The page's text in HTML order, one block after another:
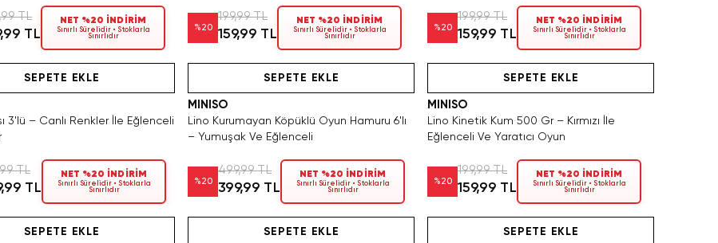
TL
TL
NET %20 İNDİRİM
Sınırlı Sürelidir • Stoklarla
Sınırlıdır
%20
199,99 TL
159,99 TL
NET %20 İNDİRİM
Sınırlı Sürelidir • Stoklarla
Sınırlıdır
%20
199,99 TL
159,99 TL
NET %20 İNDİRİM
Sınırlı Sürelidir • Stoklarla
Sınırlıdır
SEPETE EKLE
3'lü – Canlı Renkler İle Eğlenceli
TL
TL
NET %20 İNDİRİM
Sınırlı Sürelidir • Stoklarla
Sınırlıdır
SEPETE EKLE
MINISO
Lino Kurumayan Köpüklü Oyun Hamuru 6'lı
– Yumuşak Ve Eğlenceli
%20
499,99 TL
399,99 TL
NET %20 İNDİRİM
Sınırlı Sürelidir • Stoklarla
Sınırlıdır
SEPETE EKLE
MINISO
Lino Kinetik Kum 500 Gr – Kırmızı İle
Eğlenceli Ve Yaratıcı Oyun
%20
199,99 TL
159,99 TL
NET %20 İNDİRİM
Sınırlı Sürelidir • Stoklarla
Sınırlıdır
SEPETE EKLE SEPETE EKLE SEPETE EKLE